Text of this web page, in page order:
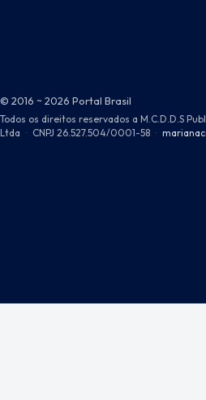
© 2016 ~ 2026 Portal Brasil
Todos os direitos reservados a M.C.D.D.S
Ltda · CNPJ 26.527.504/0001-58 ·